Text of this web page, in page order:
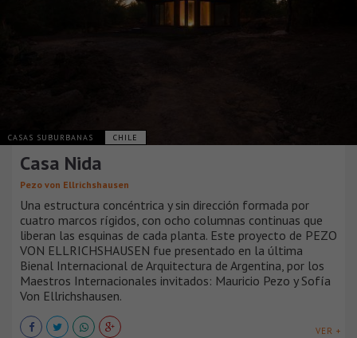
CASAS SUBURBANAS CHILE
Casa Nida
Pezo von Ellrichshausen
Una estructura concéntrica y sin dirección formada por
cuatro marcos rígidos, con ocho columnas continuas que
liberan las esquinas de cada planta. Este proyecto de PEZO
VON ELLRICHSHAUSEN fue presentado en la última
Bienal Internacional de Arquitectura de Argentina, por los
Maestros Internacionales invitados: Mauricio Pezo y Sofía
Von Ellrichshausen.
VER +